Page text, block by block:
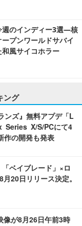
週のインディー3選―核
プンワールドサバイ
風サイコホラー
ング
ンズ』無料アプデ「L
Series X/S/PCにて4
作の開発も発表
ベイブレード」×ロ
20日リリース決定。
像が8月26日午前3時